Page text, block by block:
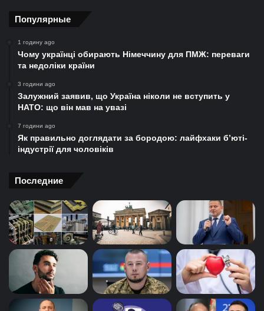
Популярные
1 годину ago
Чому українці обирають Німеччину для ПМЖ: переваги
та недоліки країни
3 години ago
Залужний заявив, що Україна ніколи не вступить у
НАТО: що він мав на увазі
7 години ago
Як правильно доглядати за бородою: лайфхаки б’юті-
індустрії для чоловіків
Последние